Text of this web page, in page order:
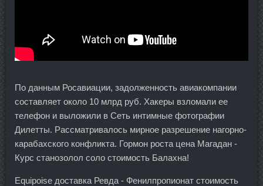
По данным Росавиации, задолженность авиакомпании
составляет около 10 млрд руб. Хакеры взломали ее
телефон и выложили в Сеть интимные фотографии
Дилетты. Рассматривалось мирное разрешение нагорно-
карабахского конфликта. Гормон роста цена Магадан -
Курс станозолол соло стоимость Балахна!
Equipoise доставка Ревда - Фенилпропионат стоимость